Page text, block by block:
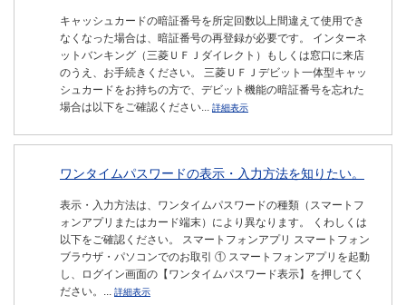
キャッシュカードの暗証番号を所定回数以上間違えて使用でき
なくなった場合は、暗証番号の再登録が必要です。 インターネ
ットバンキング（三菱ＵＦＪダイレクト）もしくは窓口に来店
のうえ、お手続きください。 三菱ＵＦＪデビット一体型キャッ
シュカードをお持ちの方で、デビット機能の暗証番号を忘れた
場合は以下をご確認ください... 詳細表示
ワンタイムパスワードの表示・入力方法を知りたい。
表示・入力方法は、ワンタイムパスワードの種類（スマートフ
ォンアプリまたはカード端末）により異なります。 くわしくは
以下をご確認ください。 スマートフォンアプリ スマートフォン
ブラウザ・パソコンでのお取引 ① スマートフォンアプリを起動
し、ログイン画面の【ワンタイムパスワード表示】を押してく
ださい。... 詳細表示